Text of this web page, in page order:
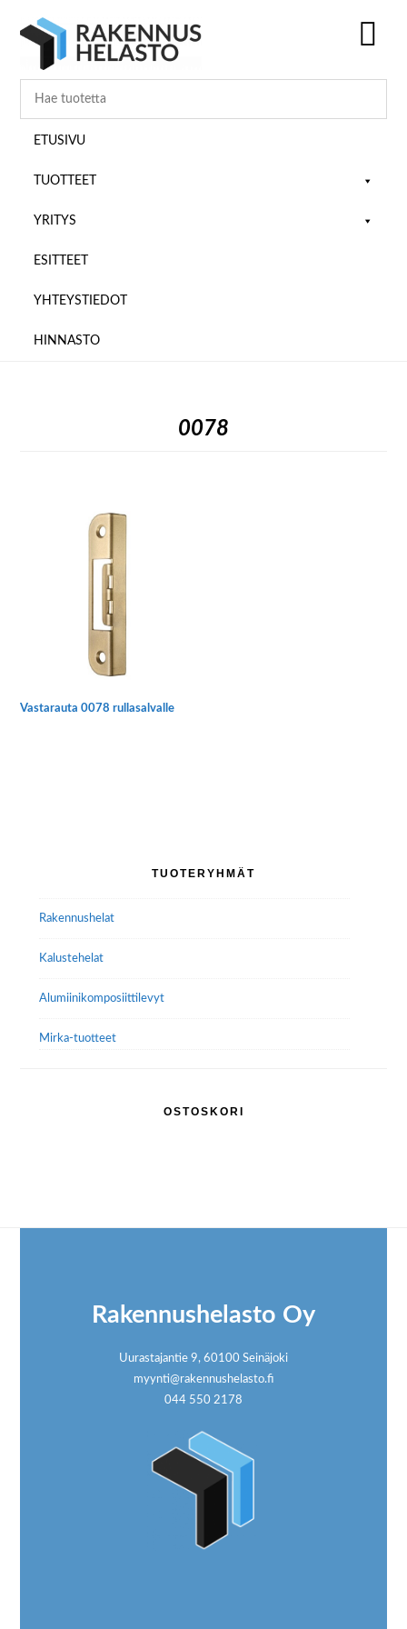
pääsisältöön
ensisijaiseen
alatunnisteeseen
ETUSIVU
TUOTTEET
YRITYS
ESITTEET
YHTEYSTIEDOT
HINNASTO
0078
Vastarauta 0078 rullasalvalle
TUOTERYHMÄT
Rakennushelat
Kalustehelat
Alumiini­komposiitti­levyt
Mirka-tuotteet
OSTOSKORI
Rakennushelasto Oy
Uurastajantie 9, 60100 Seinäjoki
myynti@rakennushelasto.fi
044 550 2178